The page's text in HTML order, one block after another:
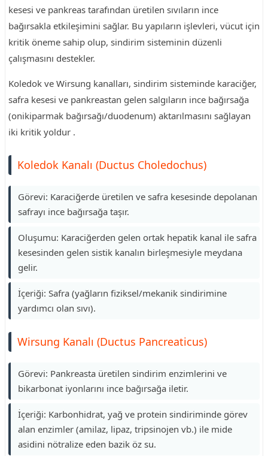
kesesi ve pankreas tarafından üretilen sıvıların ince
bağırsakla etkileşimini sağlar. Bu yapıların işlevleri, vücut için
kritik öneme sahip olup, sindirim sisteminin düzenli
çalışmasını destekler.
Koledok ve Wirsung kanalları, sindirim sisteminde karaciğer,
safra kesesi ve pankreastan gelen salgıların ince bağırsağa
(onikiparmak bağırsağı/duodenum) aktarılmasını sağlayan
iki kritik yoldur .
Koledok Kanalı (Ductus Choledochus)
Görevi: Karaciğerde üretilen ve safra kesesinde depolanan
safrayı ince bağırsağa taşır.
Oluşumu: Karaciğerden gelen ortak hepatik kanal ile safra
kesesinden gelen sistik kanalın birleşmesiyle meydana
gelir.
İçeriği: Safra (yağların fiziksel/mekanik sindirimine
yardımcı olan sıvı).
Wirsung Kanalı (Ductus Pancreaticus)
Görevi: Pankreasta üretilen sindirim enzimlerini ve
bikarbonat iyonlarını ince bağırsağa iletir.
İçeriği: Karbonhidrat, yağ ve protein sindiriminde görev
alan enzimler (amilaz, lipaz, tripsinojen vb.) ile mide
asidini nötralize eden bazik öz su.